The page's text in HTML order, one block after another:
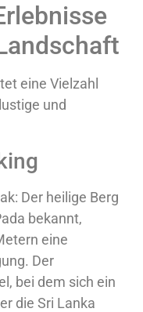
eine Vielzahl
und
Der heilige Berg
bekannt,
eine
Der
bei dem sich ein
die Sri Lanka